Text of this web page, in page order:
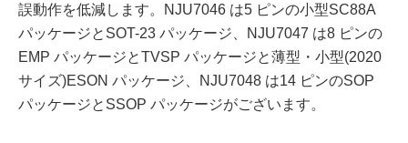
誤動作を低減します。NJU7046 は5 ピンの小型SC88A
パッケージとSOT-23 パッケージ、NJU7047 は8 ピンの
EMP パッケージとTVSP パッケージと薄型・小型(2020
サイズ)ESON パッケージ、NJU7048 は14 ピンのSOP
パッケージとSSOP パッケージがございます。